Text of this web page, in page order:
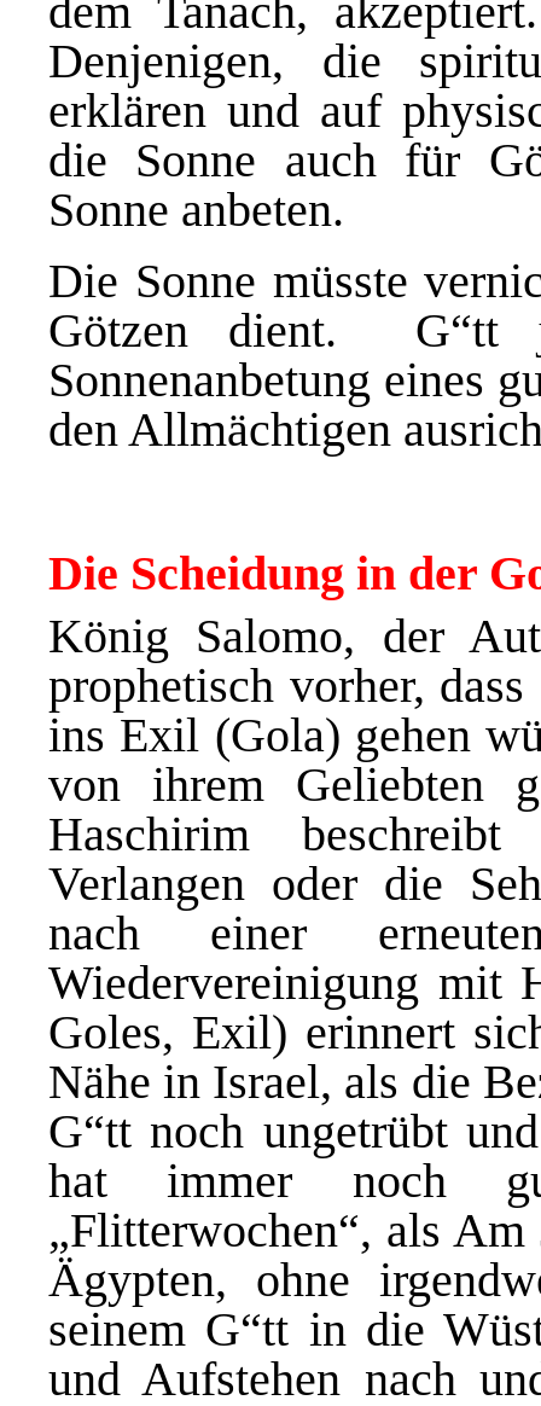
dem Tanach,
Denjenigen, die
erklären und auf
die Sonne auch für
Sonne anbeten.
Die Sonne müsste
Götzen dient.
G“tt
Sonnenanbetung eines
den Allmächtigen
Die Scheidung in der
König Salomo, der
prophetisch vorher,
ins Exil (Gola) gehen
von ihrem Geliebten
Haschirim
Verlangen oder die
nach einer
Wiedervereinigung mit
Goles, Exil) erinnert
Nähe in Israel, als die
G“tt noch ungetrübt
hat immer noch
„Flitterwochen“, als Am
Ägypten, ohne
seinem G“tt in die
und Aufstehen nach